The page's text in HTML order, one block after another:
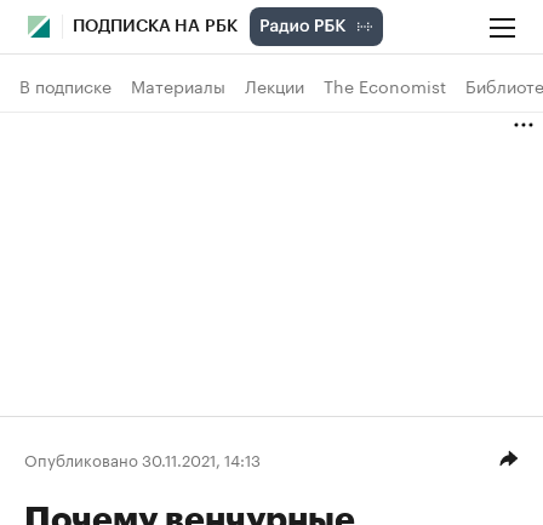
ПОДПИСКА НА РБК
В подписке Материалы Лекции The Economist
Опубликовано 30.11.2021, 14:13